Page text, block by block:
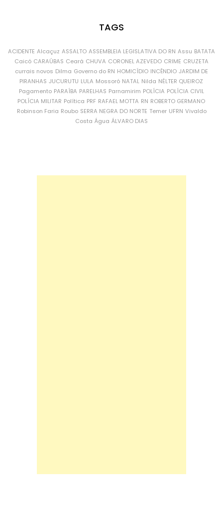
TAGS
ACIDENTE Alcaçuz ASSALTO ASSEMBLEIA LEGISLATIVA DO RN Assu BATATA
Caicó CARAÚBAS Ceará CHUVA CORONEL AZEVEDO CRIME CRUZETA
currais novos Dilma Governo do RN HOMICÍDIO INCÊNDIO JARDIM DE
PIRANHAS JUCURUTU LULA Mossoró NATAL Nilda NÉLTER QUEIROZ
Pagamento PARAÍBA PARELHAS Parnamirim POLÍCIA POLÍCIA CIVIL
POLÍCIA MILITAR Política PRF RAFAEL MOTTA RN ROBERTO GERMANO
Robinson Faria Roubo SERRA NEGRA DO NORTE Temer UFRN Vivaldo
Costa Água ÁLVARO DIAS